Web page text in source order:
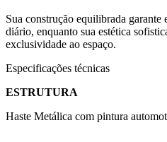
Sua construção equilibrada
diário, enquanto sua estética
exclusividade ao espaço.
Especificações técnicas
ESTRUTURA
Haste Metálica com pintura